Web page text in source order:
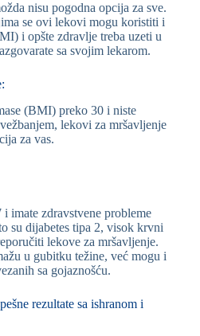
nisu pogodna opcija za sve.
se ovi lekovi mogu koristiti i
i opšte zdravlje treba uzeti u
sa svojim lekarom.
(BMI) preko 30 i niste
lekovi za mršavljenje
za vas.
imate zdravstvene probleme
su dijabetes tipa 2, visok krvni
lekove za mršavljenje.
u gubitku težine, već mogu i
sa gojaznošću.
rezultate sa ishranom i